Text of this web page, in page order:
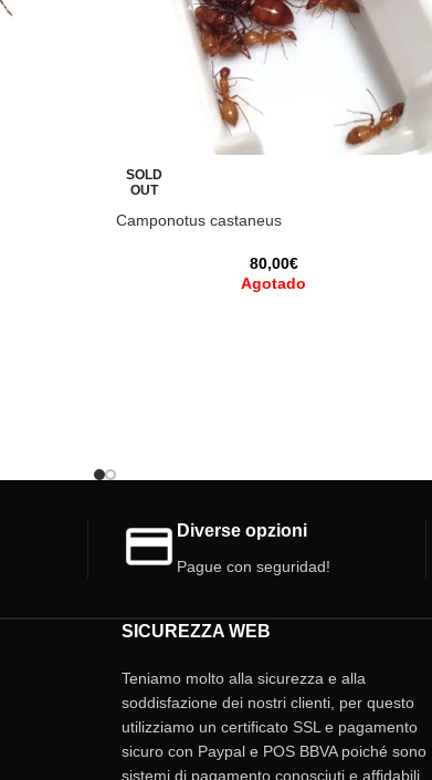
SOLD
OUT
Camponotus castaneus
80,00€
Agotado
Diverse opzioni
Pague con seguridad!
SICUREZZA WEB
Teniamo molto alla sicurezza e alla
soddisfazione dei nostri clienti, per questo
utilizziamo un certificato SSL e pagamento
sicuro con Paypal e POS BBVA poiché sono
sistemi di pagamento conosciuti e affidabili